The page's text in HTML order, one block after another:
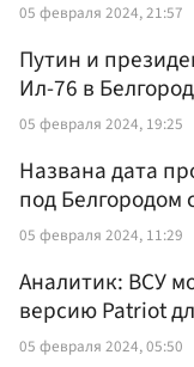
05 февраля 2024, 21:57
Путин и
Ил-76 в
05 февраля 2024, 19:25
Названа дата
под Белгородом
05 февраля 2024, 11:29
Аналитик: ВСУ
версию Patriot
05 февраля 2024, 05:50